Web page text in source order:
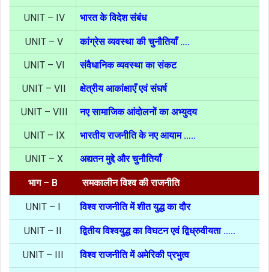
UNIT – IV भारत के विदेश संबंध
UNIT – V कांग्रेस व्यवस्था की चुनौतियाँ ….
UNIT – VI संवैधानिक व्यवस्था का संकट
UNIT – VII क्षेत्रीय आकांक्षाएँ एवं संघर्ष
UNIT – VIII नए सामाजिक आंदोलनों का अभ्युदय
UNIT – IX भारतीय राजनीति के नए आयाम …..
UNIT – X अद्यतन मुद्दे और चुनौतियाँ
भाग – B समकालीन विश्व की राजनीति
UNIT – I विश्व राजनीति में शीत युद्ध का दौर
UNIT – II द्वितीय विश्वयुद्ध का विघटन एवं द्विध्रुवीयता …..
UNIT – III विश्व राजनीति में अमेरिकी प्रभुत्व